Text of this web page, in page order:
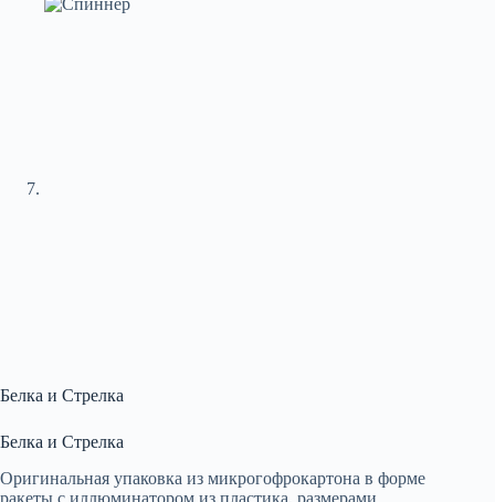
Белка и Стрелка
Белка и Стрелка
Оригинальная упаковка из микрогофрокартона в форме
ракеты с иллюминатором из пластика, размерами